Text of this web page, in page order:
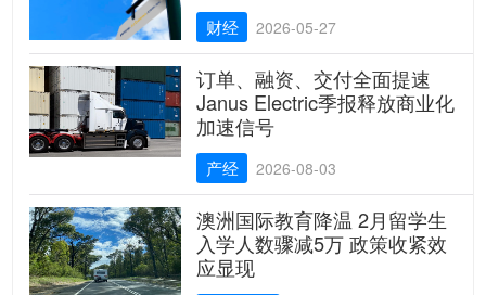
财经 2026-05-27
订单、融资、交付全面提速
Janus Electric季报释放商业化
加速信号
产经 2026-08-03
澳洲国际教育降温 2月留学生
入学人数骤减5万 政策收紧效
应显现